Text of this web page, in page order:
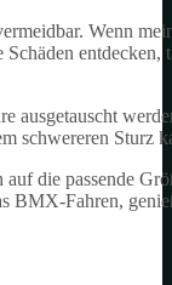
Wenn
ausgetauscht
schwereren Sturz
die passende
BMX-Fahren,